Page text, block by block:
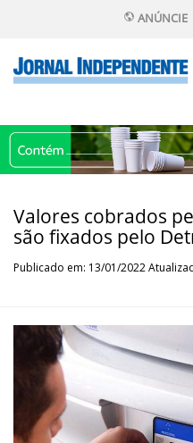
ANÚNCIE
Valores cobrados
são fixados pelo
Publicado em: 13/01/2022